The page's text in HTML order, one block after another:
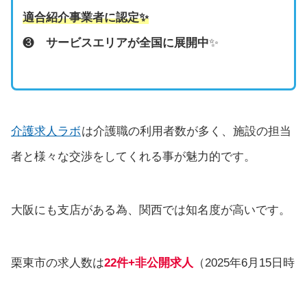
適合紹介事業者に認定✨
❸ サービスエリアが全国に展開中✨
介護求人ラボは介護職の利用者数が多く、施設の担当
者と様々な交渉をしてくれる事が魅力的です。
大阪にも支店がある為、関西では知名度が高いです。
栗東市の求人数は22件+非公開求人 （2025年6月15日時